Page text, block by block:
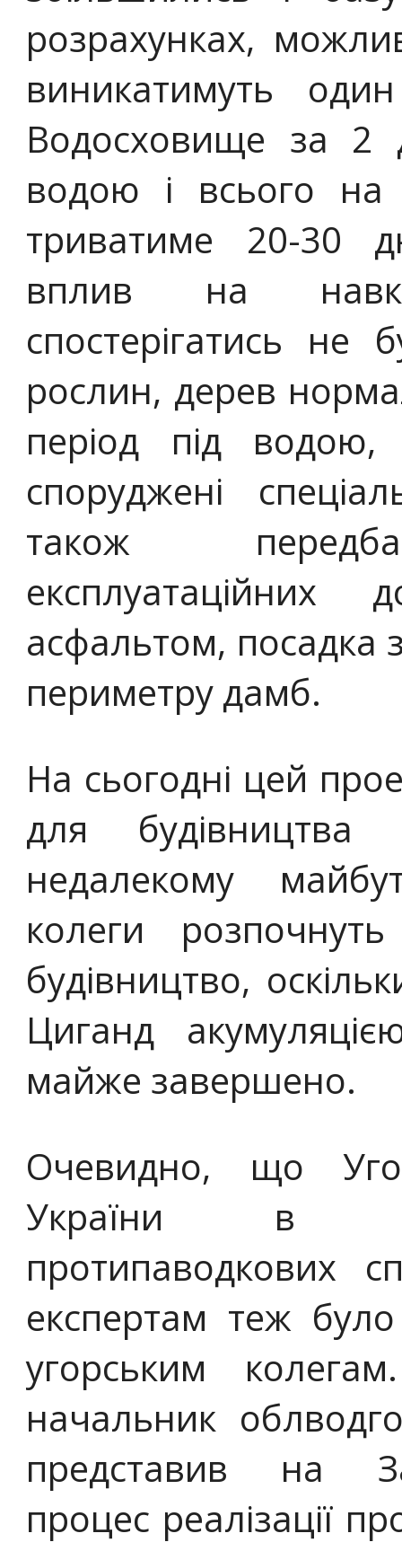
розрахунках,
виникатимуть
Водосховище за 2
водою і всього
триватиме 20-30
вплив на
спостерігатись не
рослин, дерев
період під
споруджені
також
експлуатаційних
асфальтом, посадка
периметру дамб.
На сьогодні цей
для
недалекому
колеги
будівництво,
Циганд
майже завершено.
Очевидно, що
України в
протипаводкових
експертам теж
угорським
начальник
представив на
процес реалізації